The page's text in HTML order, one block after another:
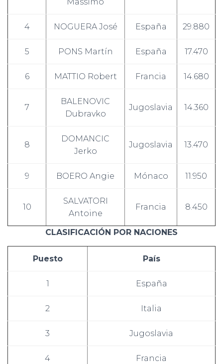
Massimo
4 NOGUERA José España 29.880
5 PONS Martín España 17.470
6 MATTIO Robert Francia 14.680
7
BALENOVIC
Dubravko
Jugoslavia 14.360
8
DOMANCIC
Jerko
Jugoslavia 13.470
9 BOERO Angie Mónaco 11.950
10
SALVATORI
Antoine
Francia 8.450
CLASIFICACIÓN POR NACIONES
Puesto País
1 España
2 Italia
3 Jugoslavia
4 Francia